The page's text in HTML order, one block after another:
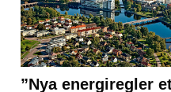
”Nya energiregler